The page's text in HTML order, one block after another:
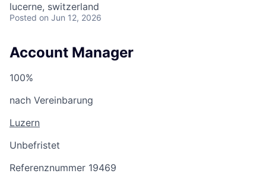
lucerne, switzerland
Posted on Jun 12, 2026
Account Manager
100%
nach Vereinbarung
Luzern
Unbefristet
Referenznummer 19469